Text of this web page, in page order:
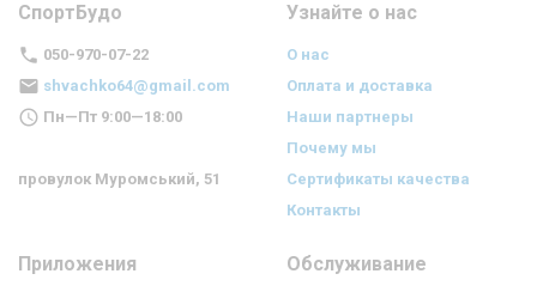
СпортБудо
050-970-07-22
shvachko64@gmail.com
Пн—Пт 9:00—18:00
провулок Муромський, 51
Узнайте о нас
О нас
Оплата и доставка
Наши партнеры
Почему мы
Сертификаты качества
Контакты
Приложения
Обслуживание